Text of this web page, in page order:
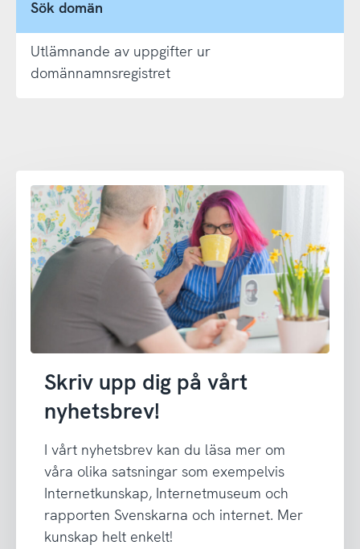
Sök domän
Utlämnande av uppgifter ur
domännamnsregistret
Skriv upp dig på vårt
nyhetsbrev!
I vårt nyhetsbrev kan du läsa mer om
våra olika satsningar som exempelvis
Internetkunskap, Internetmuseum och
rapporten Svenskarna och internet. Mer
kunskap helt enkelt!